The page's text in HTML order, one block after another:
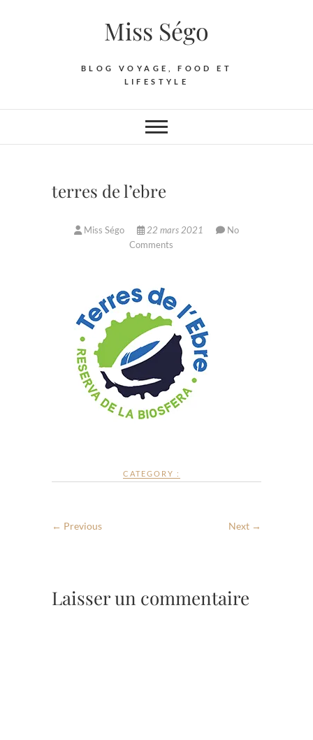
Miss Ségo
BLOG VOYAGE, FOOD ET
LIFESTYLE
terres de l’ebre
Miss Ségo 22 mars 2021
No
Comments
CATEGORY :
← Previous Next →
Laisser un commentaire